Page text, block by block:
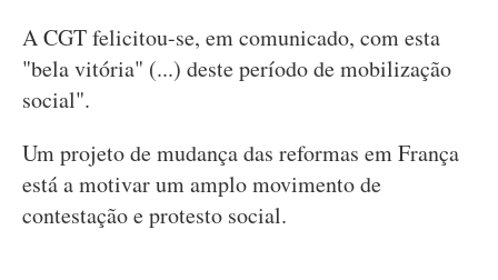
A CGT felicitou-se, em comunicado, com esta
"bela vitória" (...) deste período de mobilização
social".
Um projeto de mudança das reformas em França
está a motivar um amplo movimento de
contestação e protesto social.